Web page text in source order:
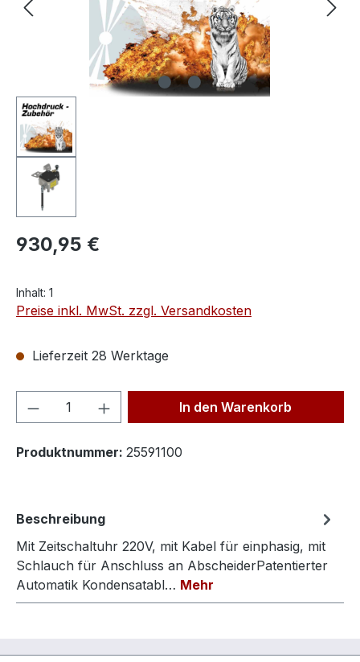
930,95 €
Inhalt: 1
Preise inkl. MwSt. zzgl. Versandkosten
Lieferzeit 28 Werktage
Produkt Anzahl: Gib denIn den Warenkorb
Produktnummer: 25591100
Beschreibung
Mit Zeitschaltuhr 220V, mit Kabel für einphasig, mit
Schlauch für Anschluss an AbscheiderPatentierter
Automatik Kondensatabl… Mehr